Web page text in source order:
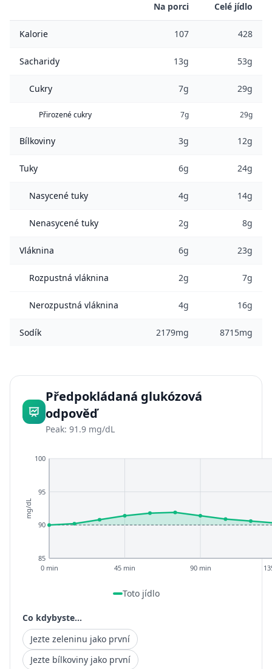
Na porci Celé jídlo
Kalorie 107 428
Sacharidy 13g 53g
Cukry 7g 29g
Přirozené cukry 7g 29g
Bílkoviny 3g 12g
Tuky 6g 24g
Nasycené tuky 4g 14g
Nenasycené tuky 2g 8g
Vláknina 6g 23g
Rozpustná vláknina 2g 7g
Nerozpustná vláknina 4g 16g
Sodík 2179mg 8715mg
Předpokládaná glukózová
odpověď
Peak: 91.9 mg/dL
85
90
95
100
0 min 45 min 90 min
mg/dL
Toto jídlo
Co kdybyste...
Jezte zeleninu jako první
Jezte bílkoviny jako první